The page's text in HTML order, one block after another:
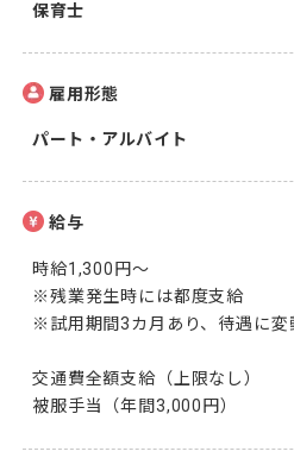
保育士
雇用形態
パート・アルバイト
給与
時給1,300円～
※残業発生時には都度支給
※試用期間3カ月あり、待遇に変
交通費全額支給（上限なし）
被服手当（年間3,000円）